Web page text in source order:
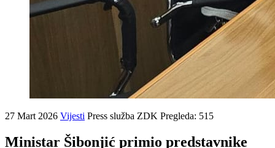
27 Mart 2026 Vijesti Press služba ZDK Pregleda: 515
Ministar Šibonjić primio predstavnike